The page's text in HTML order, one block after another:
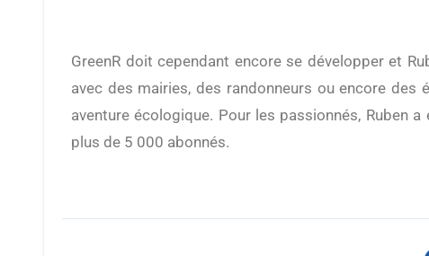
GreenR doit cependant encore se développer et Ruben affirme vouloir se concentrer sur l’optimisation de l’application. Il souhaite obtenir des partenariats
avec des mairies, des randonneurs ou encore des
aventure écologique. Pour les passionnés, Ruben a
plus de 5 000 abonnés.